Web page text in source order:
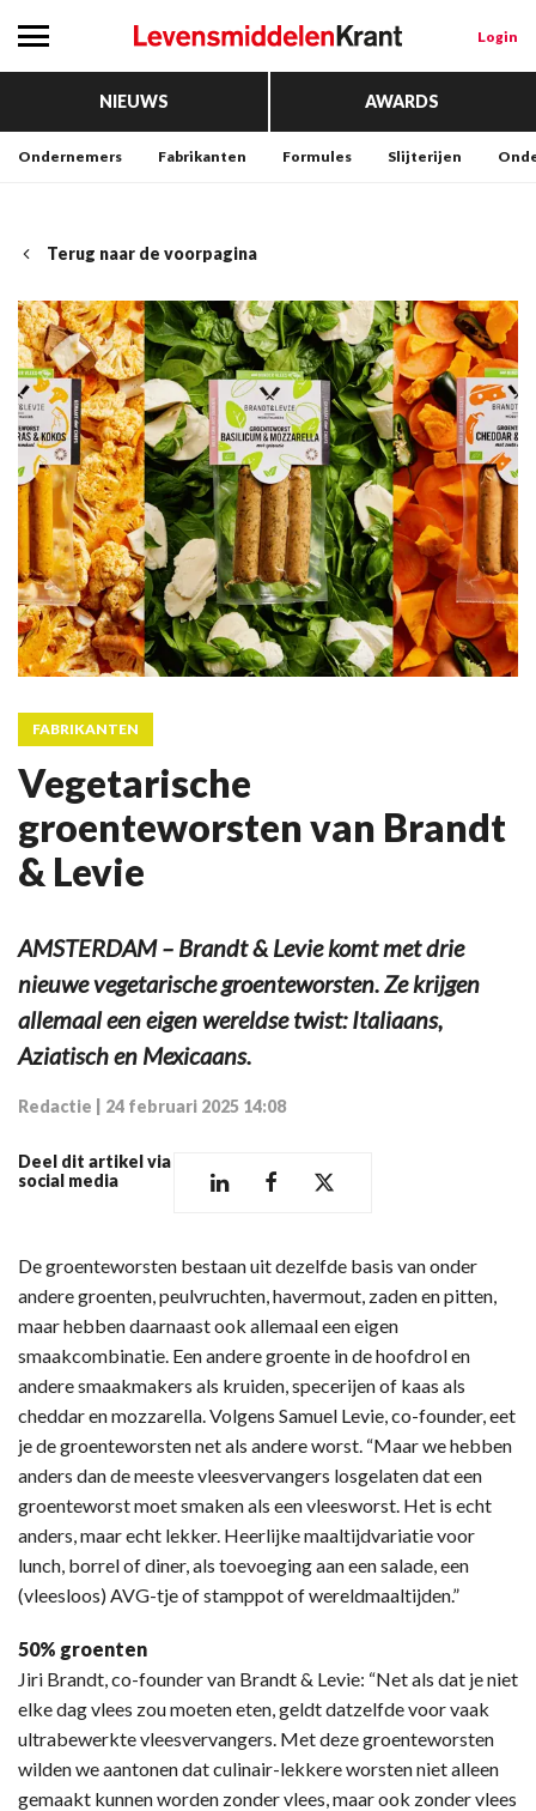
Login
NIEUWS AWARDS
Ondernemers Fabrikanten Formules Slijterijen
Terug naar de voorpagina
FABRIKANTEN
Vegetarische
groenteworsten van Brandt
& Levie
AMSTERDAM – Brandt & Levie komt met drie
nieuwe vegetarische groenteworsten. Ze krijgen
allemaal een eigen wereldse twist: Italiaans,
Aziatisch en Mexicaans.
Redactie 24 februari 2025 14:08
Deel dit artikel via
social media
De groenteworsten bestaan uit dezelfde basis van onder
andere groenten, peulvruchten, havermout, zaden en pitten,
maar hebben daarnaast ook allemaal een eigen
smaakcombinatie. Een andere groente in de hoofdrol en
andere smaakmakers als kruiden, specerijen of kaas als
cheddar en mozzarella. Volgens Samuel Levie, co-founder, eet
je de groenteworsten net als andere worst. “Maar we hebben
anders dan de meeste vleesvervangers losgelaten dat een
groenteworst moet smaken als een vleesworst. Het is echt
anders, maar echt lekker. Heerlijke maaltijdvariatie voor
lunch, borrel of diner, als toevoeging aan een salade, een
(vleesloos) AVG-tje of stamppot of wereldmaaltijden.”
50% groenten
Jiri Brandt, co-founder van Brandt & Levie: “Net als dat je niet
elke dag vlees zou moeten eten, geldt datzelfde voor vaak
ultrabewerkte vleesvervangers. Met deze groenteworsten
wilden we aantonen dat culinair-lekkere worsten niet alleen
gemaakt kunnen worden zonder vlees, maar ook zonder vlees